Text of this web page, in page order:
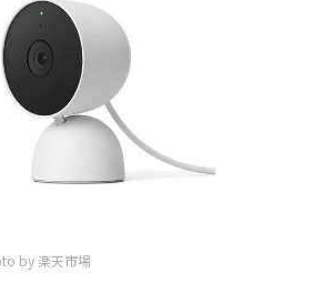
by 楽天市場